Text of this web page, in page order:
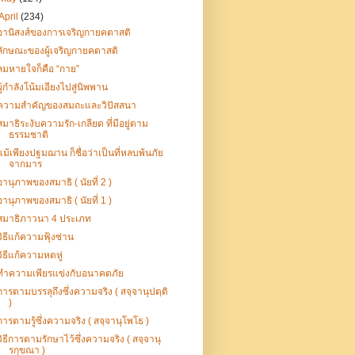
(234)
านิสงส์ของการเจริญกายคตาสติ
กษณะของผู้เจริญกายคตาสติ
มหายใจก็คือ “กาย”
กำลังโน้มเอียงไปสู่นิพพาน
วามสำคัญของสมถะและวิปัสสนา
มาธิระงับความรัก-เกลียด ที่มีอยู่ตาม
ธรรมชาติ
ม้เพียงปฐมฌาน ก็ชื่อว่าเป็นที่หลบพ้นภัย
จากมาร
านุภาพของสมาธิ ( นัยที่ 2 )
านุภาพของสมาธิ ( นัยที่ 1 )
มาธิภาวนา 4 ประเภท
ธีแก้ความฟุ้งซ่าน
ธีแก้ความหดหู่
ำความเพียรแข่งกับอนาคตภัย
ารตามบรรลุถึงซึ่งความจริง ( สจฺจานุปตฺติ
)
ารตามรู้ซึ่งความจริง ( สจฺจานุโพโธ )
ธีการตามรักษาไว้ซึ่งความจริง ( สจฺจานุ
รกฺขณา )